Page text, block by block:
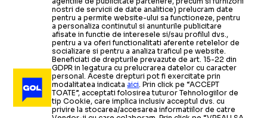
nostri de servicii de date analitice) prelucram date
pentru a permite website-ului sa functioneze, pentru
a personaliza continutul si anunturile publicitare
afisate in functie de interesele si/sau profilul dvs.,
pentru a va oferi functionalitati aferente retelelor de
socializare si pentru a analiza traficul pe website.
Beneficiati de drepturile prevazute de art. 15-22 din
GDPR in legatura cu prelucrarea datelor cu caracter
personal. Aceste drepturi pot fi exercitate prin
modalitatea indicataaici. Prin click pe “ACCEPT
TOATE”, acceptati folosirea tuturor Tehnologiilor de
tip Cookie, care implica inclusiv acceptul dvs. cu
privire la stocarea/accesarea informatiilor de catre